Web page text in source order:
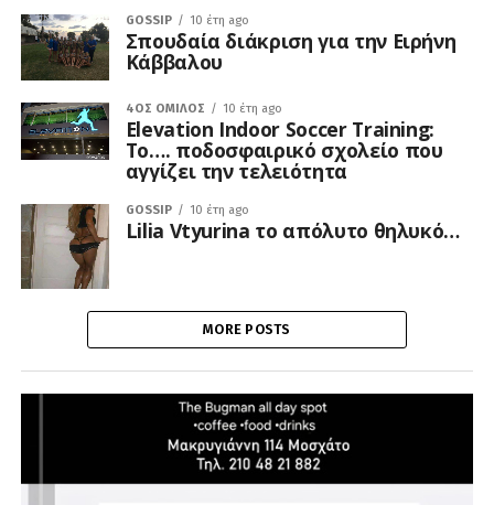
GOSSIP 10 έτη ago
Σπουδαία διάκριση για την Ειρήνη
Κάββαλου
4ΟΣ ΌΜΙΛΟΣ 10 έτη ago
Elevation Indoor Soccer Training:
Το…. ποδοσφαιρικό σχολείο που
αγγίζει την τελειότητα
GOSSIP 10 έτη ago
Lilia Vtyurina το απόλυτο θηλυκό…
MORE POSTS